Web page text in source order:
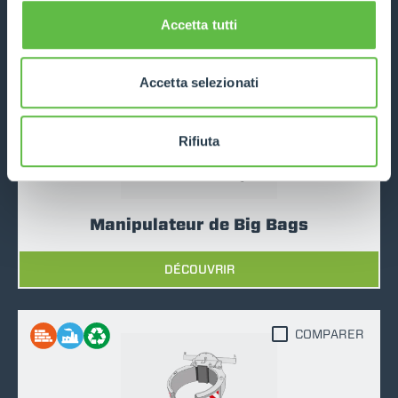
Accetta tutti
Accetta selezionati
Rifiuta
DÉCOUVRIR
Manipulateur de Big Bags
DÉCOUVRIR
COMPARER